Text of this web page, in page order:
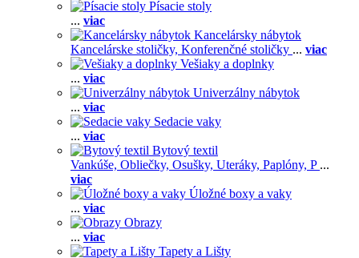
Písacie stoly
... viac
Kancelársky nábytok
Kancelárske stoličky, Konferenčné stoličky ... viac
Vešiaky a doplnky
... viac
Univerzálny nábytok
... viac
Sedacie vaky
... viac
Bytový textil
Vankúše, Obliečky, Osušky, Uteráky, Paplóny, P ...
viac
Úložné boxy a vaky
... viac
Obrazy
... viac
Tapety a Lišty